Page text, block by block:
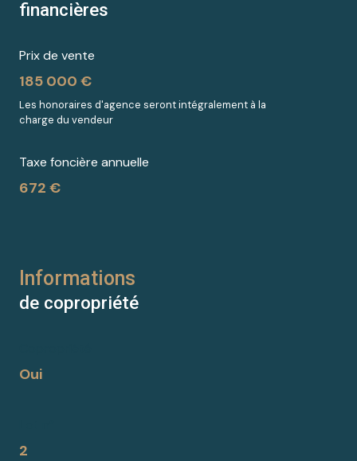
financières
Prix de vente
185 000 €
Les honoraires d'agence seront intégralement à la
charge du vendeur
Taxe foncière annuelle
672 €
Informations
de copropriété
Oui
2